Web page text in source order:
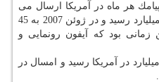
بیش از 12 میلیون پیامك هر ماه در آمریكا ارسال می
شد. ژوئن 2006 این رقم به 12. 5 میلیارد رسید و در ژوئن 2007 به 45
زمانی بود كه آیفون رونمایی و
دو سال بعد تعداد پیامك ها به 161 میلیارد در آمریكا رسید و امسال در